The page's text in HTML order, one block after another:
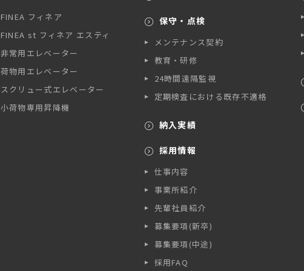
FINEA フィネア
FINEA st フィネア エスティ
非常用エレベーター
荷物用エレベーター
スクリュー式エレベーター
小荷物専用昇降機
保守・点検
メンテナンス契約
教育・研修
24時間遠隔監視
定期検査における既存不適格
納入実績
採用情報
仕事内容
事業所紹介
先輩社員紹介
募集要項(新卒)
募集要項(中途)
採用FAQ